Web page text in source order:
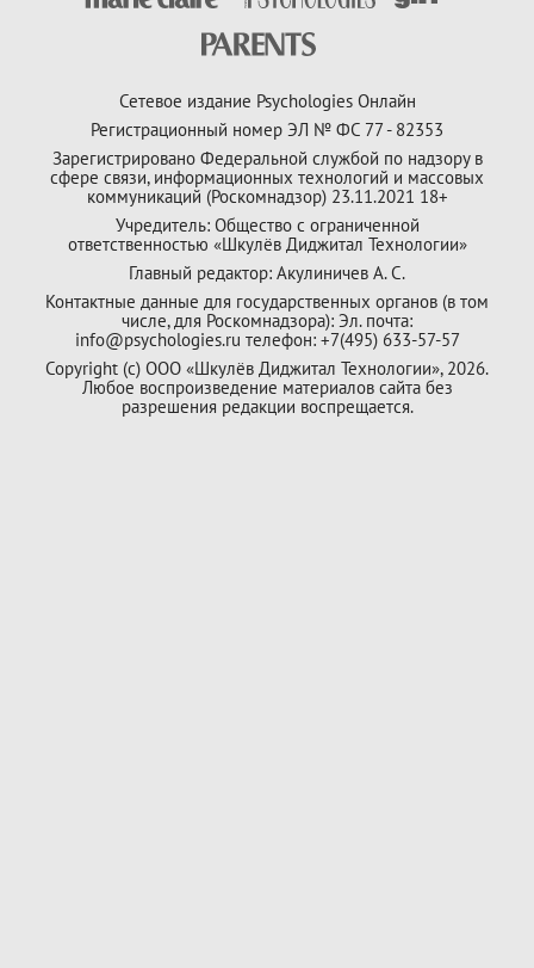
Сетевое издание Psychologies Онлайн
Регистрационный номер ЭЛ № ФС 77 - 82353
Зарегистрировано Федеральной службой по надзору в
сфере связи, информационных технологий и массовых
коммуникаций (Роскомнадзор) 23.11.2021 18+
Учредитель: Общество с ограниченной
ответственностью «Шкулёв Диджитал Технологии»
Главный редактор: Акулиничев А. С.
Контактные данные для государственных органов (в том
числе, для Роскомнадзора): Эл. почта:
info@psychologies.ru телефон: +7(495) 633-57-57
Copyright (с) ООО «Шкулёв Диджитал Технологии», 2026.
Любое воспроизведение материалов сайта без
разрешения редакции воспрещается.